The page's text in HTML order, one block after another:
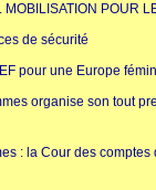
POUR
de sécurité
pour une Europe
organise son tout
: la Cour des